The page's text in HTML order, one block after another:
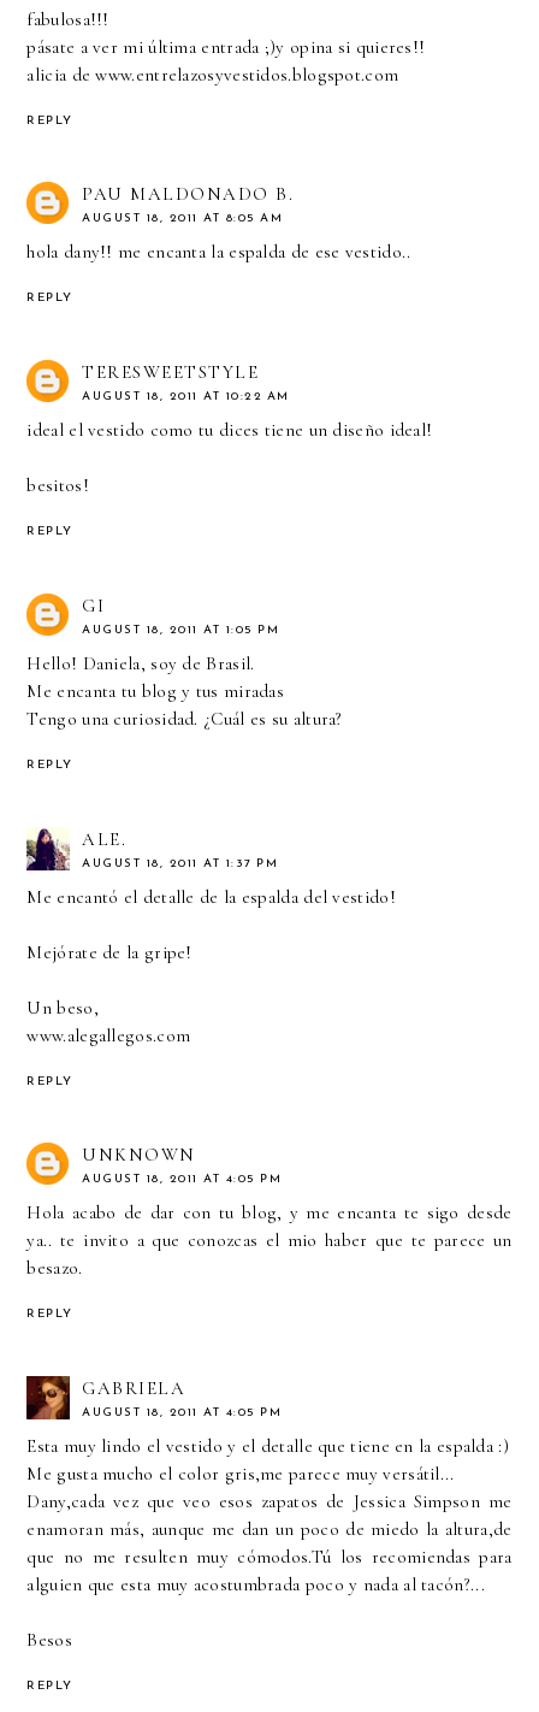
fabulosa!!!
pásate a ver mi última entrada ;)y opina si quieres!!
alicia de www.entrelazosyvestidos.blogspot.com
REPLY
PAU MALDONADO B.
AUGUST 18, 2011 AT 8:05 AM
hola dany!! me encanta la espalda de ese vestido..
REPLY
TERESWEETSTYLE
AUGUST 18, 2011 AT 10:22 AM
ideal el vestido como tu dices tiene un diseño ideal!
besitos!
REPLY
GI
AUGUST 18, 2011 AT 1:05 PM
Hello! Daniela, soy de Brasil.
Me encanta tu blog y tus miradas
Tengo una curiosidad. ¿Cuál es su altura?
REPLY
ALE.
AUGUST 18, 2011 AT 1:37 PM
Me encantó el detalle de la espalda del vestido!
Mejórate de la gripe!
Un beso,
www.alegallegos.com
REPLY
UNKNOWN
AUGUST 18, 2011 AT 4:05 PM
Hola acabo de dar con tu blog, y me encanta te sigo desde
ya.. te invito a que conozcas el mio haber que te parece un
besazo.
REPLY
GABRIELA
AUGUST 18, 2011 AT 4:05 PM
Esta muy lindo el vestido y el detalle que tiene en la espalda :)
Me gusta mucho el color gris,me parece muy versátil...
Dany,cada vez que veo esos zapatos de Jessica Simpson me
enamoran más, aunque me dan un poco de miedo la altura,de
que no me resulten muy cómodos.Tú los recomiendas para
alguien que esta muy acostumbrada poco y nada al tacón?...
Besos
REPLY